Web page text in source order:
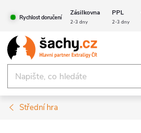
obsah
Rychlost doručení
Zásilkovna PPL
2-3 dny 2-3 dny
Střední hra